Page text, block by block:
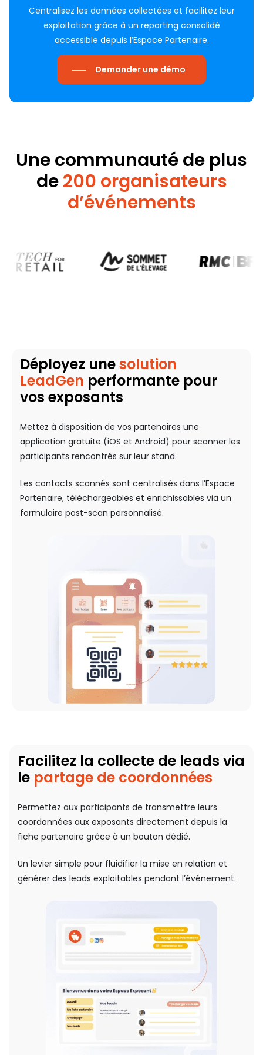
Centralisez les données collectées et facilitez leur
exploitation grâce à un reporting consolidé
accessible depuis l’Espace Partenaire.
Demander une démo
Unecommunauté de plus
de200 organisateurs
d’événements
Déployez unesolution
LeadGen performante pour
vos exposants
Mettez à disposition de vos partenaires une
application gratuite (iOS et Android) pour scanner les
participants rencontrés sur leur stand.
Les contacts scannés sont centralisés dans l’Espace
Partenaire, téléchargeables et enrichissables via un
formulaire post-scan personnalisé.
Facilitez la collecte de leads via
le partage de coordonnées
Permettez aux participants de transmettre leurs
coordonnées aux exposants directement depuis la
fiche partenaire grâce à un bouton dédié.
Un levier simple pour fluidifier la mise en relation et
générer des leads exploitables pendant l’événement.